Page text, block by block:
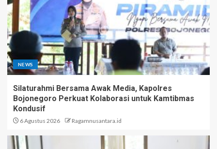
NEWS
Silaturahmi Bersama Awak Media, Kapolres
Bojonegoro Perkuat Kolaborasi untuk Kamtibmas
Kondusif
6 Agustus 2026 Ragamnusantara.id